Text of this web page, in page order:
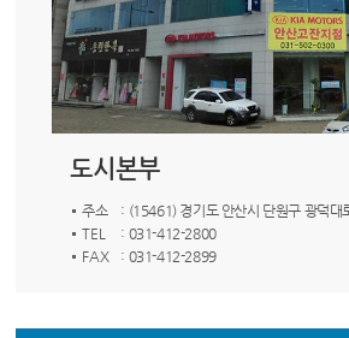
도시본부
주소
: (15461) 경기도 안산시 단원구 광덕대
TEL
: 031-412-2800
FAX
: 031-412-2899